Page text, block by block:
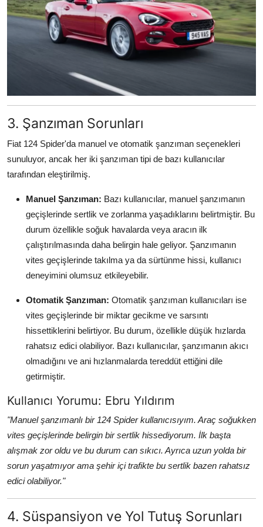
3. Şanzıman Sorunları
Fiat 124 Spider'da manuel ve otomatik şanzıman seçenekleri
sunuluyor, ancak her iki şanzıman tipi de bazı kullanıcılar
tarafından eleştirilmiş.
Manuel Şanzıman: Bazı kullanıcılar, manuel şanzımanın
geçişlerinde sertlik ve zorlanma yaşadıklarını belirtmiştir. Bu
durum özellikle soğuk havalarda veya aracın ilk
çalıştırılmasında daha belirgin hale geliyor. Şanzımanın
vites geçişlerinde takılma ya da sürtünme hissi, kullanıcı
deneyimini olumsuz etkileyebilir.
Otomatik Şanzıman: Otomatik şanzıman kullanıcıları ise
vites geçişlerinde bir miktar gecikme ve sarsıntı
hissettiklerini belirtiyor. Bu durum, özellikle düşük hızlarda
rahatsız edici olabiliyor. Bazı kullanıcılar, şanzımanın akıcı
olmadığını ve ani hızlanmalarda tereddüt ettiğini dile
getirmiştir.
Kullanıcı Yorumu: Ebru Yıldırım
"Manuel şanzımanlı bir 124 Spider kullanıcısıyım. Araç soğukken
vites geçişlerinde belirgin bir sertlik hissediyorum. İlk başta
alışmak zor oldu ve bu durum can sıkıcı. Ayrıca uzun yolda bir
sorun yaşatmıyor ama şehir içi trafikte bu sertlik bazen rahatsız
edici olabiliyor."
4. Süspansiyon ve Yol Tutuş Sorunları